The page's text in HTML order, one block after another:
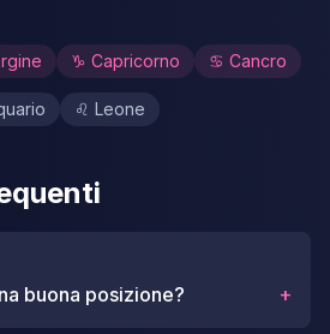
♑ Capricorno ♋ Cancro
♌ Leone
buona posizione? +